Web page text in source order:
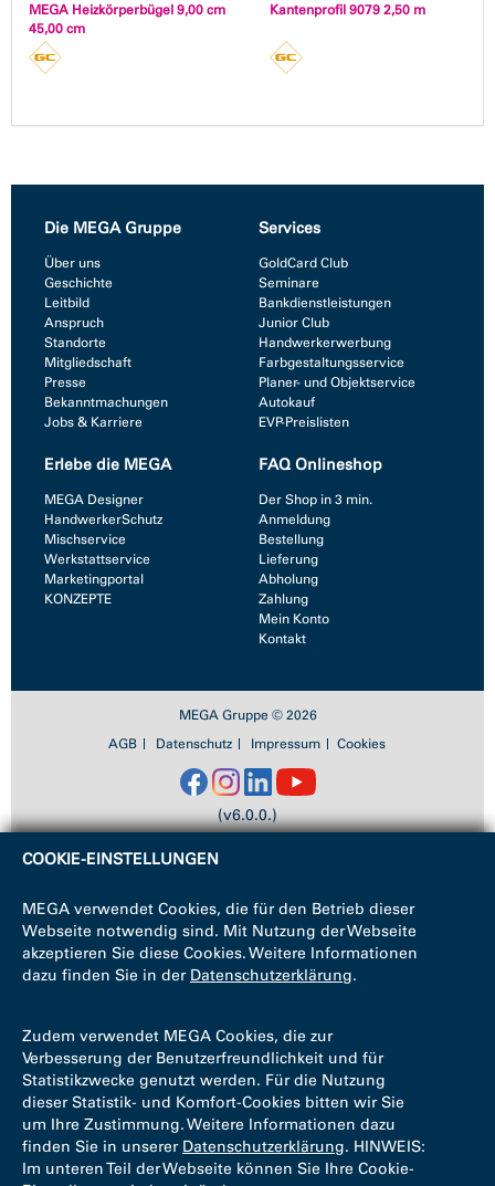
MEGA Heizkörperbügel 9,00 cm
45,00 cm
Kantenprofil 9079 2,50 m
Die MEGA Gruppe
Über uns
Geschichte
Leitbild
Anspruch
Standorte
Mitgliedschaft
Presse
Bekanntmachungen
Jobs & Karriere
Services
GoldCard Club
Seminare
Bankdienstleistungen
Junior Club
Handwerkerwerbung
Farbgestaltungsservice
Planer- und Objektservice
Autokauf
EVP-Preislisten
Erlebe die MEGA
MEGA Designer
HandwerkerSchutz
Mischservice
Werkstattservice
Marketingportal
KONZEPTE
FAQ Onlineshop
Der Shop in 3 min.
Anmeldung
Bestellung
Lieferung
Abholung
Zahlung
Mein Konto
Kontakt
MEGA Gruppe © 2026
AGB
Datenschutz Impressum Cookies
(v6.0.0.)
COOKIE-EINSTELLUNGEN
MEGA verwendet Cookies, die für den Betrieb dieser
Webseite notwendig sind. Mit Nutzung der Webseite
akzeptieren Sie diese Cookies. Weitere Informationen
dazu finden Sie in der Datenschutzerklärung.
Zudem verwendet MEGA Cookies, die zur
Verbesserung der Benutzerfreundlichkeit und für
Statistikzwecke genutzt werden. Für die Nutzung
dieser Statistik- und Komfort-Cookies bitten wir Sie
um Ihre Zustimmung. Weitere Informationen dazu
finden Sie in unserer Datenschutzerklärung. HINWEIS:
Im unteren Teil der Webseite können Sie Ihre Cookie-